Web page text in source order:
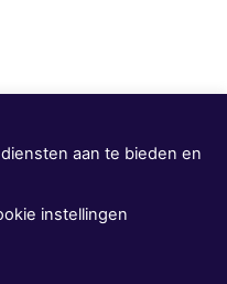
aan te bieden en
instellingen